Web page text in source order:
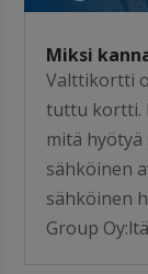
Miksi
Valttikortti
tuttu kortti.
mitä
sähköinen
sähköinen
Group